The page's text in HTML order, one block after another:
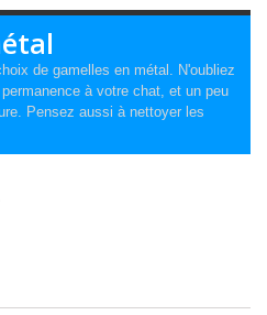
de gamelles en métal. N'oubliez
à votre chat, et un peu
Pensez aussi à nettoyer les